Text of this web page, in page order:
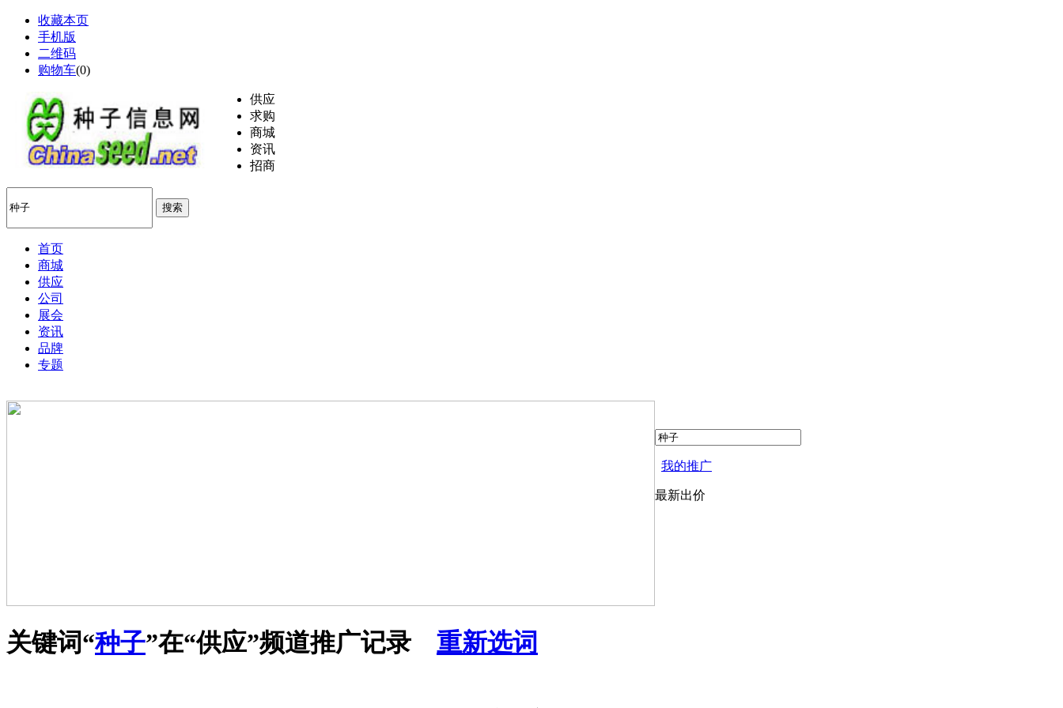
收藏本页
手机版
二维码
购物车(0)
供应
求购
商城
资讯
招商
搜索
首页
商城
供应
公司
展会
资讯
品牌
专题
我的推广
最新出价
关键词“种子”在“供应”频道推广记录 重新选词